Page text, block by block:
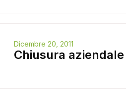
Dicembre 20, 2011
Chiusura